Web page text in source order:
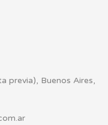
previa), Buenos Aires,